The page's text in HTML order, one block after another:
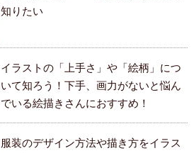
知りたい
イラストの「上手さ」や「絵柄」につ
いて知ろう！下手、画力がないと悩ん
でいる絵描きさんにおすすめ！
服装のデザイン方法や描き方をイラス